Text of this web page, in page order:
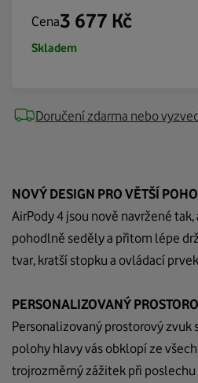
Cena3 677 Kč
Skladem
Doručení zdarma nebo
NOVÝ DESIGN PRO VĚTŠÍ
AirPody4 jsou nově navržené
pohodlně sedělya přitom lépe
tvar, kratší stopku a ovládací
PERSONALIZOVANÝ
Personalizovaný prostorový zvuk
polohy hlavy vás obklopí ze
trojrozměrný zážitek při